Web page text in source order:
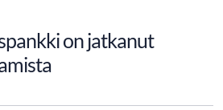
on jatkanut